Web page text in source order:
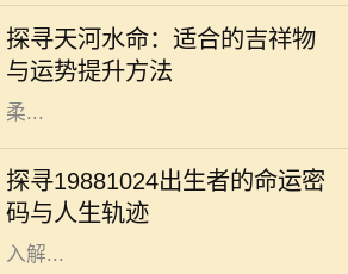
探寻天河水命：适合的吉祥物
与运势提升方法
命运影响深远，不同的命格对应着不
同的性格特点和适合的吉祥物。天河
水命，作为五行命格的一种，代表着
柔...
探寻19881024出生者的命运密
码与人生轨迹
每一个出生日期都蕴含着特定的宇宙
能量，1988年10月24日出生的人，
更是承载着独特的命运密码。根据生
肖、五行和星象的分析，我们可以深
入解...
每个人的出生日期都带有独特的能